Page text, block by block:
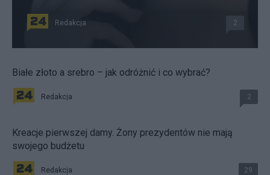
Redakcja 2
Białe złoto a srebro – jak odróżnić i co wybrać?
Redakcja 2
Kreacje pierwszej damy. Żony prezydentów nie mają
swojego budżetu
Redakcja 29